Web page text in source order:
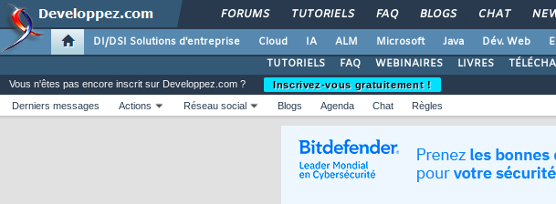
FORUMS TUTORIELS FAQ BLOGS CHAT
DI/DSI Solutions d'entreprise Cloud IA ALM Microsoft Java Dév. Web
TUTORIELS
FAQ WEBINAIRES LIVRES
Vous n'êtes pas encore inscrit sur Developpez.com ?
Inscrivez-vous gratuitement !
Derniers messages
Actions Réseau social Blogs Agenda Chat Règles